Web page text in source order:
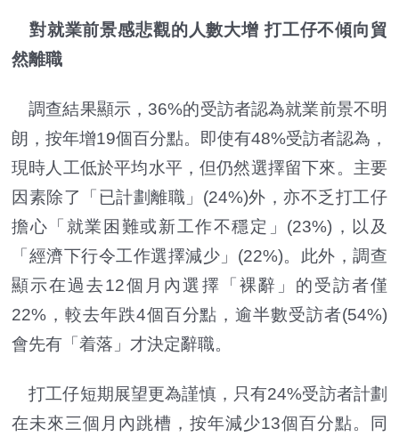
對就業前景感悲觀的人數大增 打工仔不傾向貿
然離職
調查結果顯示，36%的受訪者認為就業前景不明
朗，按年增19個百分點。即使有48%受訪者認為，
現時人工低於平均水平，但仍然選擇留下來。主要
因素除了「已計劃離職」(24%)外，亦不乏打工仔
擔心「就業困難或新工作不穩定」(23%)，以及
「經濟下行令工作選擇減少」(22%)。此外，調查
顯示在過去12個月內選擇「裸辭」的受訪者僅
22%，較去年跌4個百分點，逾半數受訪者(54%)
會先有「着落」才決定辭職。
打工仔短期展望更為謹慎，只有24%受訪者計劃
在未來三個月內跳槽，按年減少13個百分點。同